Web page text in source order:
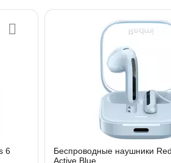
6
Беспроводные наушники
Active Blue